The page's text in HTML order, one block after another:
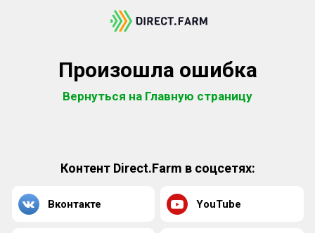
Произошла ошибка
Вернуться на Главную страницу
Контент Direct.Farm в соцсетях:
Вконтакте YouTube